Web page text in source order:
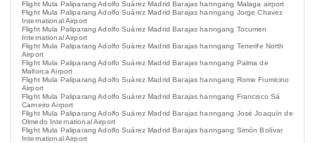
Flight Mula Paliparang Adolfo Suárez Madrid Barajas hanngang Malaga airport
Flight Mula Paliparang Adolfo Suárez Madrid Barajas hanngang Jorge Chavez
International Airport
Flight Mula Paliparang Adolfo Suárez Madrid Barajas hanngang Tocumen
International Airport
Flight Mula Paliparang Adolfo Suárez Madrid Barajas hanngang Tenerife North
Airport
Flight Mula Paliparang Adolfo Suárez Madrid Barajas hanngang Palma de
Mallorca Airport
Flight Mula Paliparang Adolfo Suárez Madrid Barajas hanngang Rome Fiumicino
Airport
Flight Mula Paliparang Adolfo Suárez Madrid Barajas hanngang Francisco Sá
Carneiro Airport
Flight Mula Paliparang Adolfo Suárez Madrid Barajas hanngang José Joaquín de
Olmedo International Airport
Flight Mula Paliparang Adolfo Suárez Madrid Barajas hanngang Simón Bolívar
International Airport